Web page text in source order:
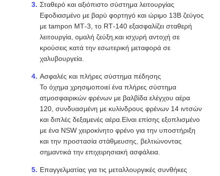
Σταθερό και αξιόπιστο σύστημα λειτουργίας
Εφοδιασμένο με βαρύ φορτηγό και ώριμο 13B ζεύγος
με tampon MT‐3, το RT‐140 εξασφαλίζει σταθερή
λειτουργία, ομαλή ζεύξη,και ισχυρή αντοχή σε
κρούσεις κατά την εσωτερική μεταφορά σε
χαλυβουργεία.
Ασφαλές και πλήρες σύστημα πέδησης
Το όχημα χρησιμοποιεί ένα πλήρες σύστημα
ατμοσφαιρικών φρένων με βαλβίδα ελέγχου αέρα
120, συνδυασμένη με κυλίνδρους φρένων 14 ιντσών
και διπλές δεξαμενές αέρα.Είναι επίσης εξοπλισμένο
με ένα NSW χειροκίνητο φρένο για την υποστήριξη
και την προστασία στάθμευσης, βελτιώνοντας
σημαντικά την επιχειρησιακή ασφάλεια.
Επαγγελματίας για τις μεταλλουργικές συνθήκες